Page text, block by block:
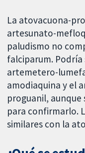
La atovacuona-
artesunato-
paludismo no
falciparum. Podría
artemetero-
amodiaquina y el
proguanil, aunque
para confirmarlo.
similares con la